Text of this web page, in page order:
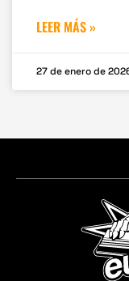
LEER MÁS »
27 de enero de